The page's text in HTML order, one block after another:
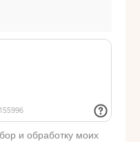
и обработку моих